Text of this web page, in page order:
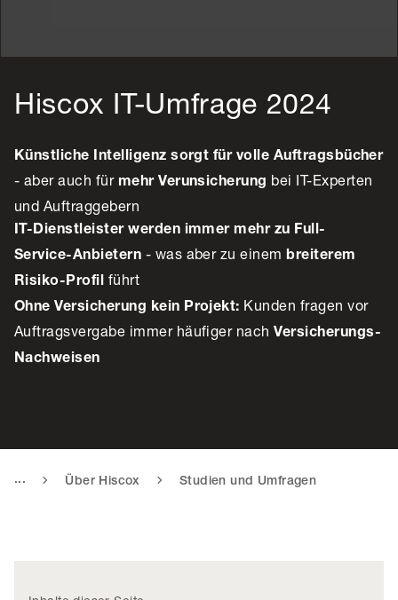
Hiscox IT-Umfrage 2024
Künstliche Intelligenz sorgt für volle Auftragsbücher
- aber auch für mehr Verunsicherung bei IT-Experten
und Auftraggebern
IT-Dienstleister werden immer mehr zu Full-
Service-Anbietern - was aber zu einem breiterem
Risiko-Profil führt
Ohne Versicherung kein Projekt: Kunden fragen vor
Auftragsvergabe immer häufiger nachVersicherungs-
Nachweisen
... Über Hiscox Studien und Umfragen